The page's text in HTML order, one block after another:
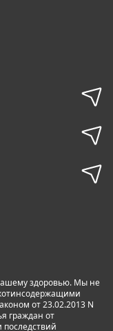
здоровью. Мы не
от 23.02.2013 N
граждан от